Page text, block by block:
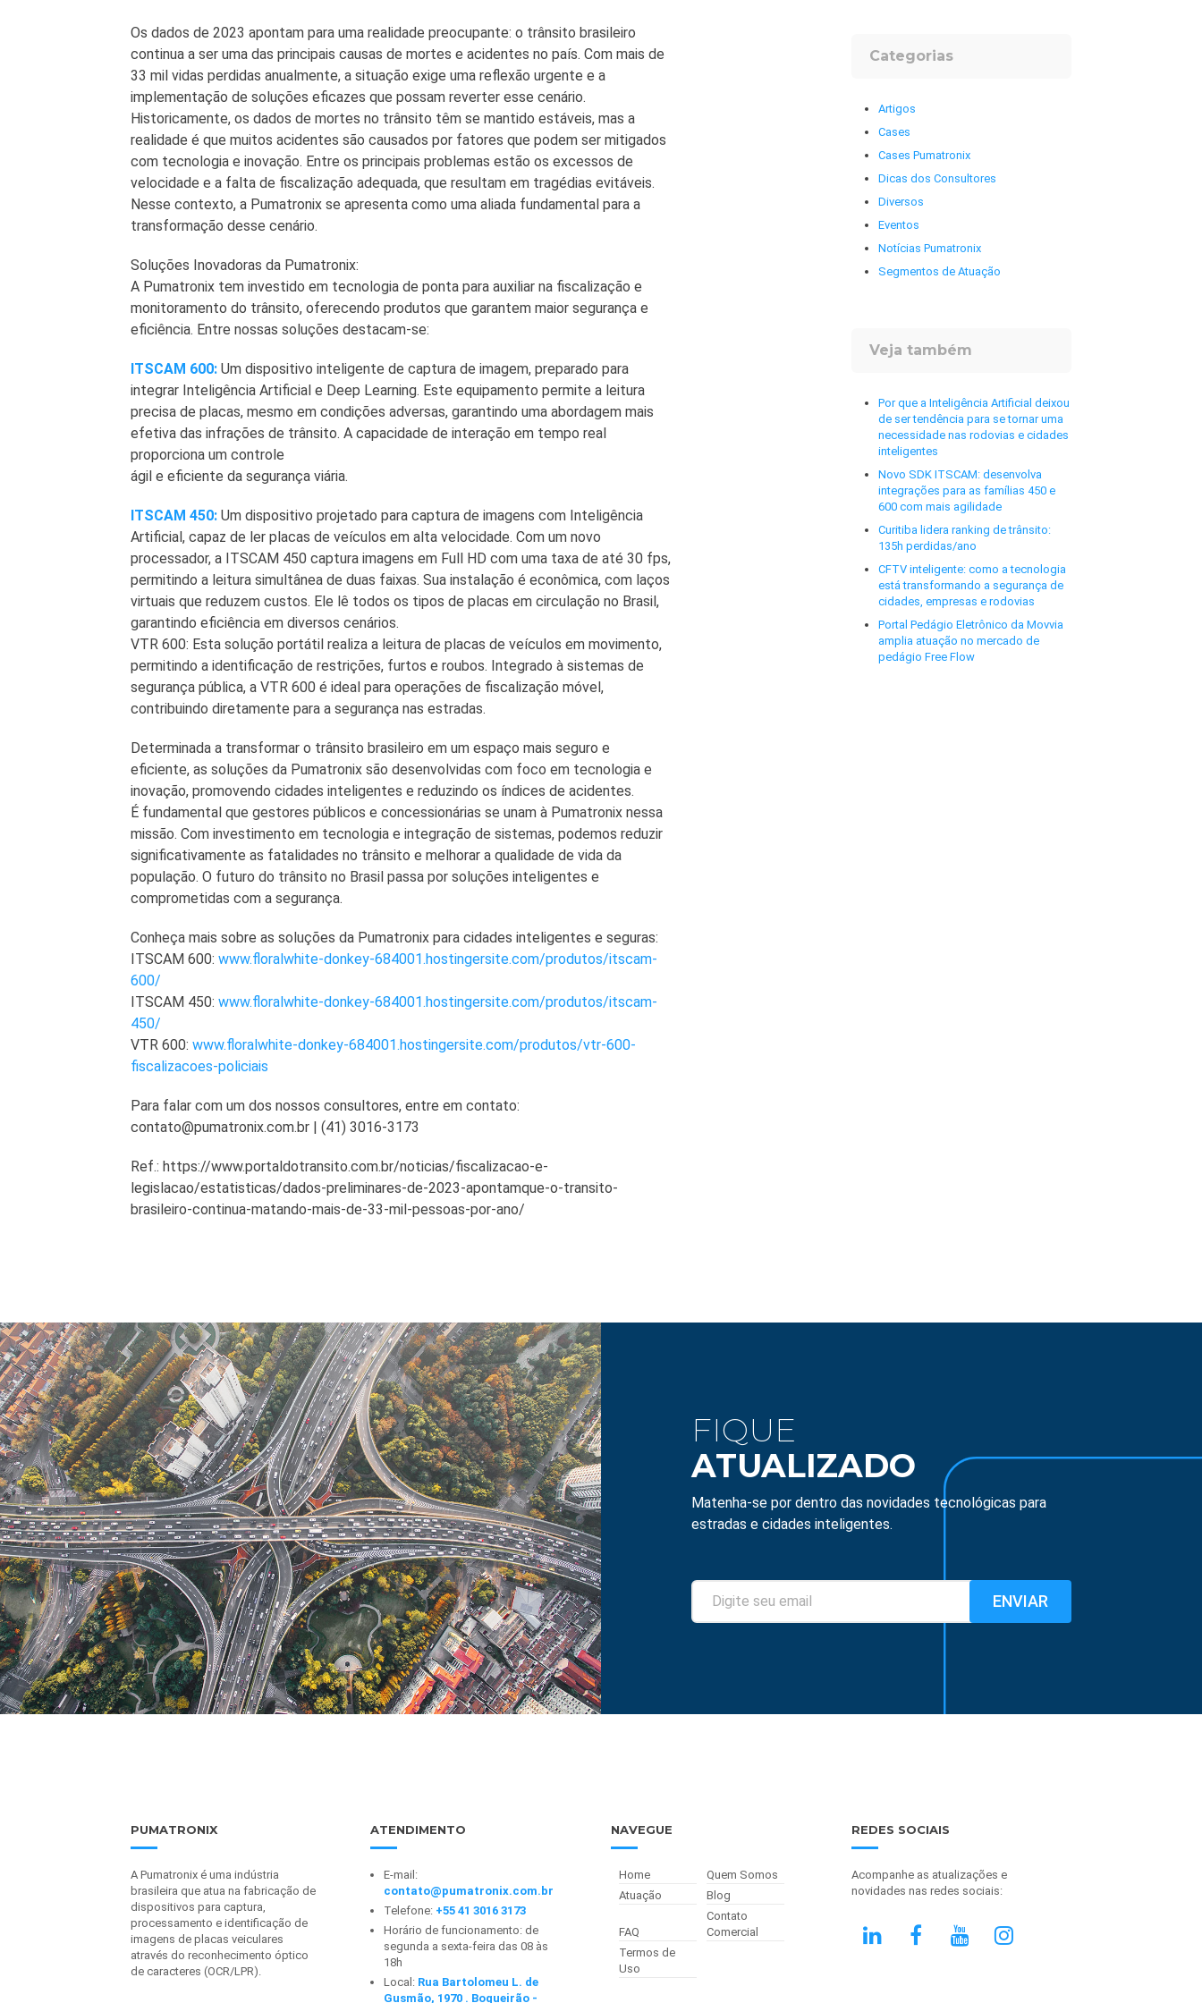
Os dados de 2023 apontam para uma realidade preocupante: o trânsito brasileiro
continua a ser uma das principais causas de mortes e acidentes no país. Com mais de
33 mil vidas perdidas anualmente, a situação exige uma reflexão urgente e a
implementação de soluções eficazes que possam reverter esse cenário.
Historicamente, os dados de mortes no trânsito têm se mantido estáveis, mas a
realidade é que muitos acidentes são causados por fatores que podem ser mitigados
com tecnologia e inovação. Entre os principais problemas estão os excessos de
velocidade e a falta de fiscalização adequada, que resultam em tragédias evitáveis.
Nesse contexto, a Pumatronix se apresenta como uma aliada fundamental para a
transformação desse cenário.
Soluções Inovadoras da Pumatronix:
A Pumatronix tem investido em tecnologia de ponta para auxiliar na fiscalização e
monitoramento do trânsito, oferecendo produtos que garantem maior segurança e
eficiência. Entre nossas soluções destacam-se:
ITSCAM 600:Um dispositivo inteligente de captura de imagem, preparado para
integrar Inteligência Artificial e Deep Learning. Este equipamento permite a leitura
precisa de placas, mesmo em condições adversas, garantindo uma abordagem mais
efetiva das infrações de trânsito. A capacidade de interação em tempo real
proporciona um controle
ágil e eficiente da segurança viária.
ITSCAM 450:Um dispositivo projetado para captura de imagens com Inteligência
Artificial, capaz de ler placas de veículos em alta velocidade. Com um novo
processador, a ITSCAM 450 captura imagens em Full HD com uma taxa de até 30 fps,
permitindo a leitura simultânea de duas faixas. Sua instalação é econômica, com laços
virtuais que reduzem custos. Ele lê todos os tipos de placas em circulação no Brasil,
garantindo eficiência em diversos cenários.
VTR 600: Esta solução portátil realiza a leitura de placas de veículos em movimento,
permitindo a identificação de restrições, furtos e roubos. Integrado à sistemas de
segurança pública, a VTR 600 é ideal para operações de fiscalização móvel,
contribuindo diretamente para a segurança nas estradas.
Determinada a transformar o trânsito brasileiro em um espaço mais seguro e
eficiente, as soluções da Pumatronix são desenvolvidas com foco em tecnologia e
inovação, promovendo cidades inteligentes e reduzindo os índices de acidentes.
É fundamental que gestores públicos e concessionárias se unam à Pumatronix nessa
missão. Com investimento em tecnologia e integração de sistemas, podemos reduzir
significativamente as fatalidades no trânsito e melhorar a qualidade de vida da
população. O futuro do trânsito no Brasil passa por soluções inteligentes e
comprometidas com a segurança.
Conheça mais sobre as soluções da Pumatronix para cidades inteligentes e seguras:
ITSCAM 600: www.floralwhite-donkey-684001.hostingersite.com/produtos/itscam-
600/
ITSCAM 450: www.floralwhite-donkey-684001.hostingersite.com/produtos/itscam-
450/
VTR 600: www.floralwhite-donkey-684001.hostingersite.com/produtos/vtr-600-
fiscalizacoes-policiais
Para falar com um dos nossos consultores, entre em contato:
contato@pumatronix.com.br | (41) 3016-3173
Ref.: https://www.portaldotransito.com.br/noticias/fiscalizacao-e-
legislacao/estatisticas/dados-preliminares-de-2023-apontamque-o-transito-
brasileiro-continua-matando-mais-de-33-mil-pessoas-por-ano/
Categorias
Artigos
Cases
Cases Pumatronix
Dicas dos Consultores
Diversos
Eventos
Notícias Pumatronix
Segmentos de Atuação
Veja também
Por que a Inteligência Artificial deixou
de ser tendência para se tornar uma
necessidade nas rodovias e cidades
inteligentes
Novo SDK ITSCAM: desenvolva
integrações para as famílias 450 e
600 com mais agilidade
Curitiba lidera ranking de trânsito:
135h perdidas/ano
CFTV inteligente: como a tecnologia
está transformando a segurança de
cidades, empresas e rodovias
Portal Pedágio Eletrônico da Movvia
amplia atuação no mercado de
pedágio Free Flow
FIQUE
ATUALIZADO
Matenha-se por dentro das novidades tecnológicas para
estradas e cidades inteligentes.
PUMATRONIX
A Pumatronix é uma indústria
brasileira que atua na fabricação de
dispositivos para captura,
processamento e identificação de
imagens de placas veiculares
através do reconhecimento óptico
de caracteres (OCR/LPR).
ATENDIMENTO
E-mail:
contato@pumatronix.com.br
Telefone: +55 41 3016 3173
Horário de funcionamento: de
segunda a sexta-feira das 08 às
18h
Local: Rua Bartolomeu L. de
Gusmão, 1970 . Boqueirão -
NAVEGUE
Home
Quem Somos
Atuação
Blog
FAQ
Contato
Comercial
Termos de
Uso
REDES SOCIAIS
Acompanhe as atualizações e
novidades nas redes sociais: